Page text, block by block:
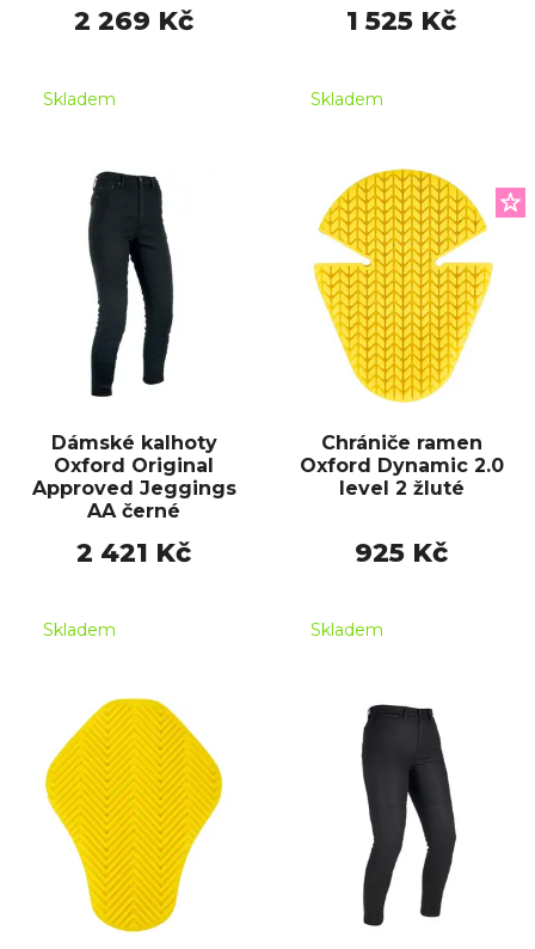
2 269 Kč
Skladem
1 525 Kč
Skladem
Dámské kalhoty
Oxford Original
Approved Jeggings
AA černé
2 421 Kč
Skladem
Chrániče ramen
Oxford Dynamic 2.0
level 2 žluté
925 Kč
Skladem